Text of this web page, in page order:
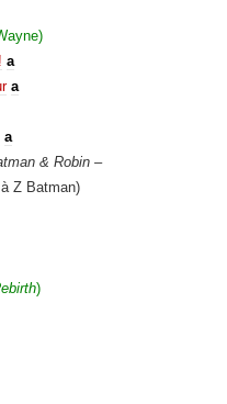
a
a
a
& Robin –
Z Batman)
)